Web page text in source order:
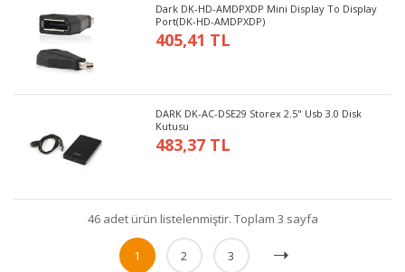
Dark DK-HD-AMDPXDP Mini Display To Display
Port(DK-HD-AMDPXDP)
405,41 TL
DARK DK-AC-DSE29 Storex 2.5" Usb 3.0 Disk
Kutusu
483,37 TL
46 adet ürün listelenmiştir. Toplam 3 sayfa
1 2 3